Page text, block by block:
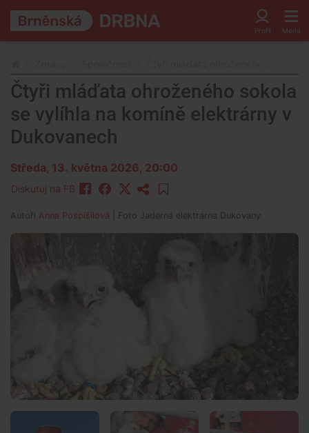
Čtyři mláďata ohroženého sokola
se vylíhla na komíně elektrárny v
Dukovanech
Středa, 13. května 2026, 20:00
Diskutuj na FB
Autoři Anna Pospíšilová | Foto Jaderná elektrárna Dukovany